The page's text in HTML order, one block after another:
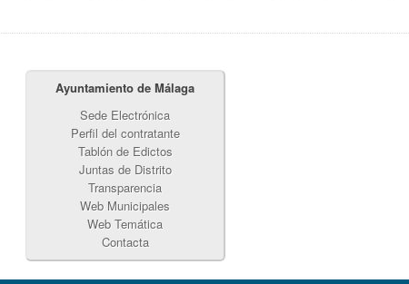
Ayuntamiento de Málaga
Sede Electrónica
Perfil del contratante
Tablón de Edictos
Juntas de Distrito
Transparencia
Web Municipales
Web Temática
Contacta